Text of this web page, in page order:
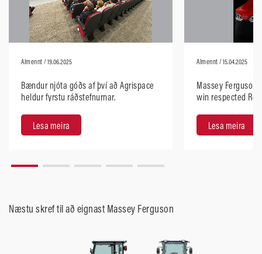
Almennt / 19.06.2025
Bændur njóta góðs af því að Agrispace
heldur fyrstu ráðstefnurnar.
Lesa meira
Almennt / 15.04.2025
Massey Ferguson
win respected
Lesa meira
Næstu skref til að eignast Massey Ferguson